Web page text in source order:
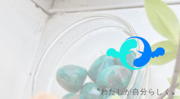
〝わたしが自分らしく〟